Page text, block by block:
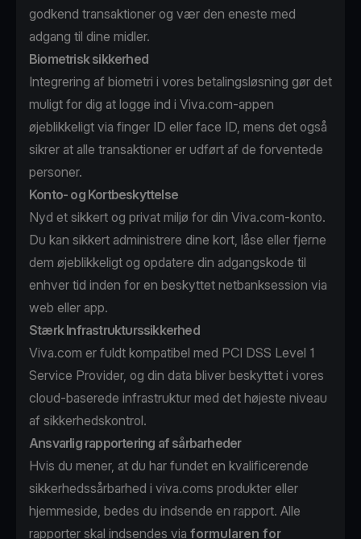
godkend transaktioner og vær den eneste med
adgang til dine midler.
Biometrisk sikkerhed
Integrering af biometri i vores betalingsløsning gør det
muligt for dig at logge ind i Viva.com-appen
øjeblikkeligt via finger ID eller face ID, mens det også
sikrer at alle transaktioner er udført af de forventede
personer.
Konto- og Kortbeskyttelse
Nyd et sikkert og privat miljø for din Viva.com-konto.
Du kan sikkert administrere dine kort, låse eller fjerne
dem øjeblikkeligt og opdatere din adgangskode til
enhver tid inden for en beskyttet netbanksession via
web eller app.
Stærk Infrastrukturssikkerhed
Viva.com er fuldt kompatibel med PCI DSS Level 1
Service Provider, og din data bliver beskyttet i vores
cloud-baserede infrastruktur med det højeste niveau
af sikkerhedskontrol.
Ansvarlig rapportering af sårbarheder
Hvis du mener, at du har fundet en kvalificerende
sikkerhedssårbarhed i viva.coms produkter eller
hjemmeside, bedes du indsende en rapport. Alle
rapporter skal indsendes via formularen for